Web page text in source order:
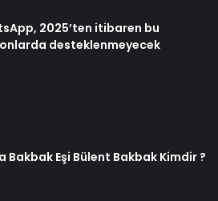
2025’ten itibaren bu
desteklenmeyecek
Bakbak Eşi Bülent Bakbak Kimdir ?